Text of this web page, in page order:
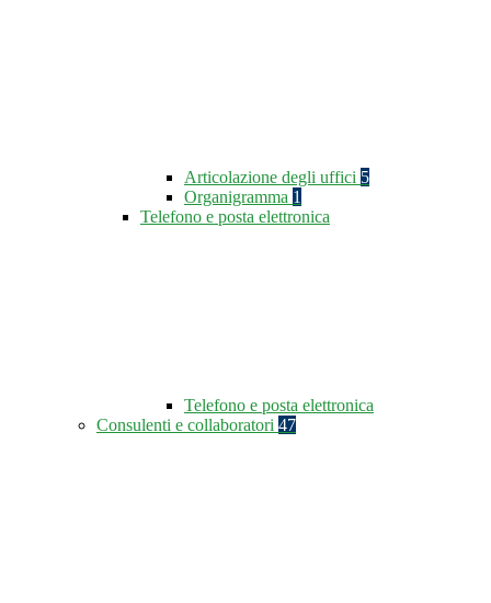
Articolazione degli uffici 5
Organigramma 1
Telefono e posta elettronica
Telefono e posta elettronica
Consulenti e collaboratori 47